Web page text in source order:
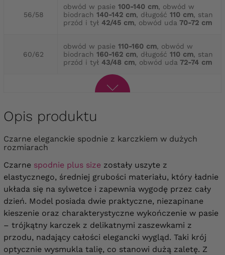
56/58
obwód w pasie 100-140 cm, obwód w
biodrach 140-142 cm, długość 110 cm, stan
przód i tył 42/45 cm, obwód uda 70-72 cm
60/62
obwód w pasie 110-160 cm, obwód w
biodrach 160-162 cm, długość 110 cm, stan
przód i tył 43/48 cm, obwód uda 72-74 cm
Opis produktu
Czarne eleganckie spodnie z karczkiem w dużych
rozmiarach
Czarne spodnie plus size zostały uszyte z
elastycznego, średniej grubości materiału, który ładnie
układa się na sylwetce i zapewnia wygodę przez cały
dzień. Model posiada dwie praktyczne, niezapinane
kieszenie oraz charakterystyczne wykończenie w pasie
– trójkątny karczek z delikatnymi zaszewkami z
przodu, nadający całości elegancki wygląd. Taki krój
optycznie wysmukla talię, co stanowi dużą zaletę. Z